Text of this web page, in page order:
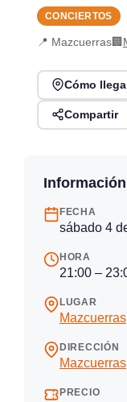
CONCIERTOS
📍 Mazcuerras🏢
Cómo
Compartir
FECHA
sábado 4
HORA
21:00 –
LUGAR
Mazcuerras
DIRECCIÓN
Mazcuerras
PRECIO